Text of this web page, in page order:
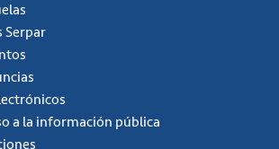
Serpar
a la información pública